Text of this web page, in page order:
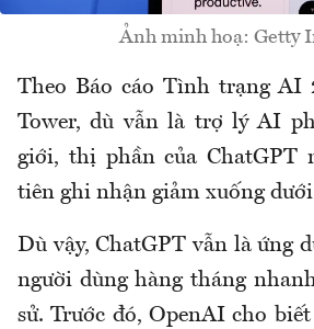
Ảnh minh hoạ: Getty
Theo Báo cáo Tình trạng AI
Tower, dù vẫn là trợ lý AI
giới, thị phần của ChatGPT
tiên ghi nhận giảm xuống
Dù vậy, ChatGPT vẫn là ứng
người dùng hàng tháng
sử. Trước đó, OpenAI cho